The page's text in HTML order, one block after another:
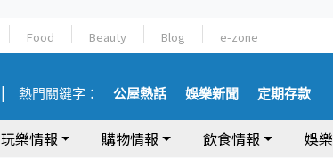
Food Beauty Blog e-zone
熱門關鍵字： 公屋熱話 娛樂新聞 定期存款
玩樂情報 購物情報 飲食情報 娛樂